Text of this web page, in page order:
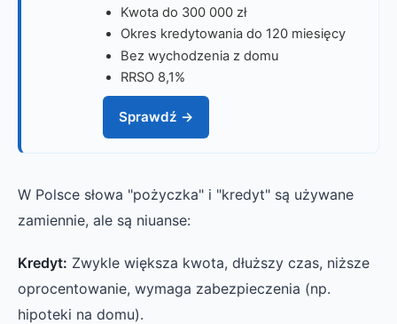
Kwota do 300 000 zł
Okres kredytowania do 120 miesięcy
Bez wychodzenia z domu
RRSO 8,1%
Sprawdź →
W Polsce słowa "pożyczka" i "kredyt" są używane
zamiennie, ale są niuanse:
Kredyt: Zwykle większa kwota, dłuższy czas, niższe
oprocentowanie, wymaga zabezpieczenia (np.
hipoteki na domu).